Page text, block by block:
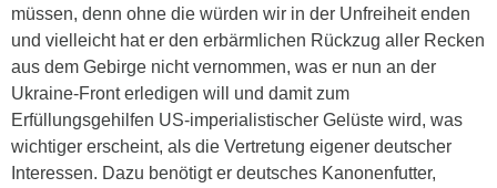
müssen, denn ohne die würden wir in der Unfreiheit enden
und vielleicht hat er den erbärmlichen Rückzug aller Recken
aus dem Gebirge nicht vernommen, was er nun an der
Ukraine-Front erledigen will und damit zum
Erfüllungsgehilfen US-imperialistischer Gelüste wird, was
wichtiger erscheint, als die Vertretung eigener deutscher
Interessen. Dazu benötigt er deutsches Kanonenfutter,